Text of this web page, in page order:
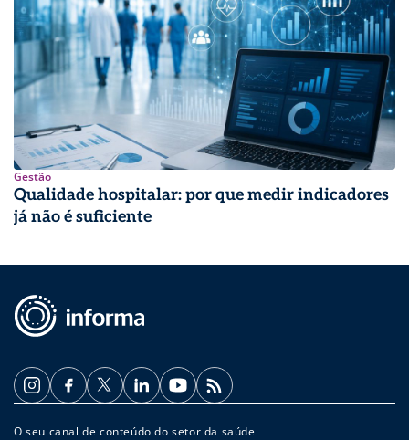
Gestão
Qualidade hospitalar: por que medir indicadores
já não é suficiente
O seu canal de conteúdo do setor da saúde